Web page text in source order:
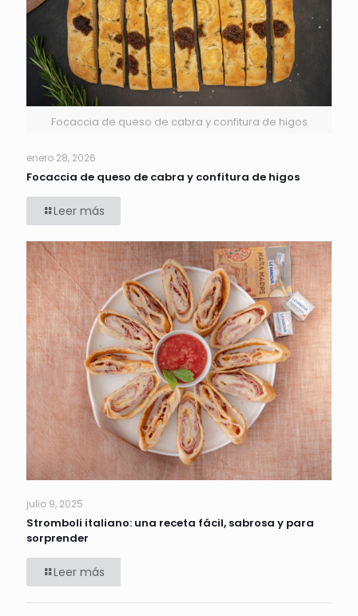
Focaccia de queso de cabra y confitura de higos
enero 28, 2026
Focaccia de queso de cabra y confitura de higos
Leer más
julio 9, 2025
Stromboli italiano: una receta fácil, sabrosa y para
sorprender
Leer más